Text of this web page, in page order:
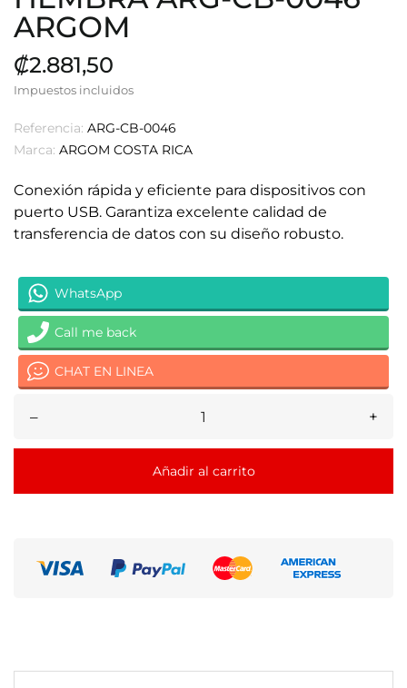
ARGOM
₡2.881,50
Impuestos incluidos
Referencia: ARG-CB-0046
Marca: ARGOM COSTA RICA
Conexión rápida y eficiente para dispositivos con
puerto USB. Garantiza excelente calidad de
transferencia de datos con su diseño robusto.
WhatsApp
Call me back
CHAT EN LINEA
– +
Añadir al carrito